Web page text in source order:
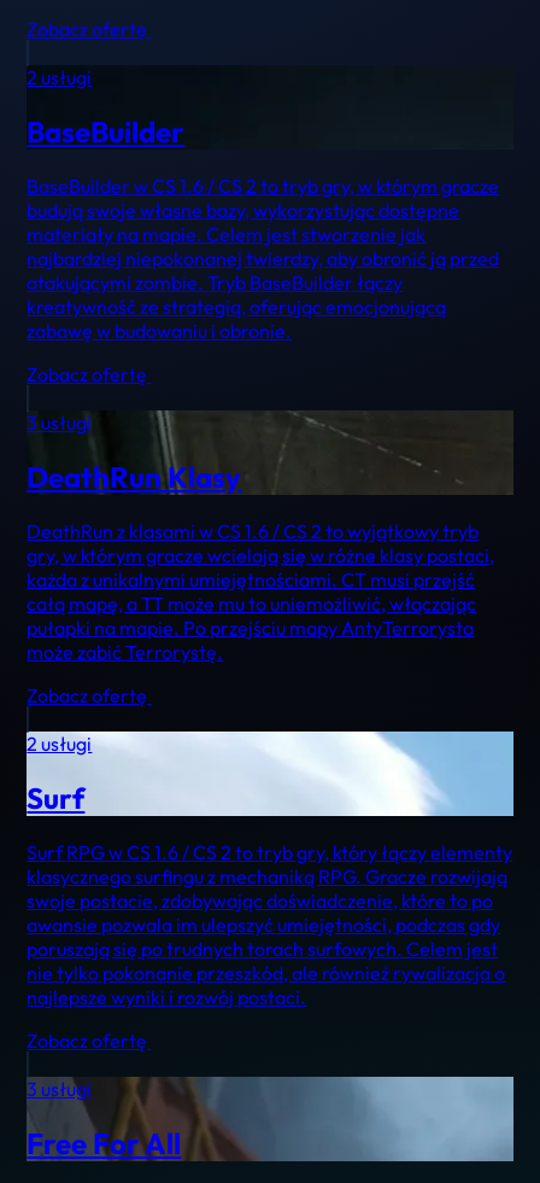
Zobacz ofertę
2 usługi
BaseBuilder
BaseBuilder w CS 1.6 / CS 2 to tryb gry, w którym gracze
budują swoje własne bazy, wykorzystując dostępne
materiały na mapie. Celem jest stworzenie jak
najbardziej niepokonanej twierdzy, aby obronić ją przed
atakującymi zombie. Tryb BaseBuilder łączy
kreatywność ze strategią, oferując emocjonującą
zabawę w budowaniu i obronie.
Zobacz ofertę
3 usługi
DeathRun Klasy
DeathRun z klasami w CS 1.6 / CS 2 to wyjątkowy tryb
gry, w którym gracze wcielają się w różne klasy postaci,
każda z unikalnymi umiejętnościami. CT musi przejść
całą mapę, a TT może mu to uniemożliwić, włączając
pułapki na mapie. Po przejściu mapy AntyTerrorysta
może zabić Terrorystę.
Zobacz ofertę
2 usługi
Surf
Surf RPG w CS 1.6 / CS 2 to tryb gry, który łączy elementy
klasycznego surfingu z mechaniką RPG. Gracze rozwijają
swoje postacie, zdobywając doświadczenie, które to po
awansie pozwala im ulepszyć umiejętności, podczas gdy
poruszają się po trudnych torach surfowych. Celem jest
nie tylko pokonanie przeszkód, ale również rywalizacja o
najlepsze wyniki i rozwój postaci.
Zobacz ofertę
3 usługi
Free For All